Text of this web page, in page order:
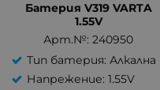
Батерия V319 VARTA
1.55V
Арт.№: 240950
Тип батерия: Алкална
Напрежение: 1.55V